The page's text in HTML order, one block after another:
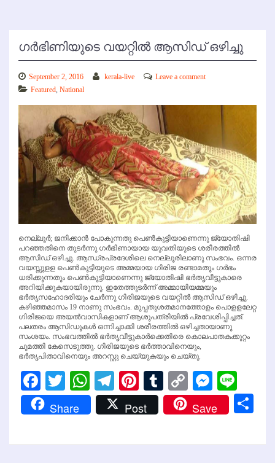
ഗര്‍ഭിണിയുടെ വയറ്റില്‍ ആസിഡ് ഒഴിച്ചു
September 2, 2016 kerala-live
Leave a comment
Featured National
നെല്ലൂര്‍; ജനിക്കാന്‍ പോകുന്നതു പെണ്‍കുട്ടിയാണെന്നു ജ്യോതിഷി
പറഞ്ഞതിനെ തുടര്‍ന്നു ഗര്‍ഭിണായായ യുവതിയുടെ ശരീരത്തില്‍
ആസിഡ് ഒഴിച്ചു. ആന്ധ്രപ്രദേശിലെ നെല്ലൂരിലാണു സംഭവം. ഒന്നര
വയസ്സുളള പെണ്‍കുട്ടിയുടെ അമ്മയായ ഗിരിജ രണ്ടാമതും ഗര്‍ഭം
ധരിക്കുന്നതും പെണ്‍കുട്ടിയാണെന്നു ജ്യോതിഷി ഭര്‍തൃവീട്ടുകാരെ
അറിയിക്കുകയായിരുന്നു. ഇതേത്തുടര്‍ന്ന് അമ്മായിയമ്മയും
ഭര്‍തൃസഹോദരിയും ചേര്‍ന്നു ഗിരിജയുടെ വയറ്റില്‍ ആസിഡ് ഒഴിച്ചു.
കഴിഞ്ഞമാസം 19 നാണു സംഭവം. മുപ്പതുശതമാനത്തോളം പൊളളലേറ്റ
ഗിരിജയെ അയല്‍വാസികളാണ് ആശുപത്രിയില്‍ പ്രവേശിപ്പിച്ചത്.
പലതരം ആസിഡുകള്‍ ഒന്നിച്ചാക്കി ശരീരത്തില്‍ ഒഴിച്ചതായാണു
സംശയം. സംഭവത്തില്‍ ഭര്‍തൃവീട്ടുകാര്‍ക്കെതിരെ കൊലപാതകക്കുറ്റം
ചുമത്തി കേസെടുത്തു. ഗിരിജയുടെ ഭര്‍ത്താവിനെയും,
ഭര്‍തൃപിതാവിനെയും അറസ്റ്റു ചെയ്യുകയും ചെയ്തു.
Facebook
Twitter
WhatsApp
Telegram
Pinterest
Tumblr
Copy
Link
Share Post Save